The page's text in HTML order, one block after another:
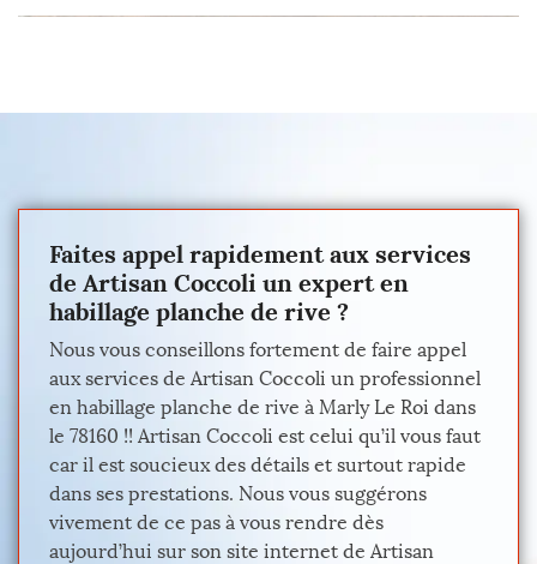
Faites appel rapidement aux services
de Artisan Coccoli un expert en
habillage planche de rive ?
Nous vous conseillons fortement de faire appel
aux services de Artisan Coccoli un professionnel
en habillage planche de rive à Marly Le Roi dans
le 78160 !! Artisan Coccoli est celui qu’il vous faut
car il est soucieux des détails et surtout rapide
dans ses prestations. Nous vous suggérons
vivement de ce pas à vous rendre dès
aujourd’hui sur son site internet de Artisan